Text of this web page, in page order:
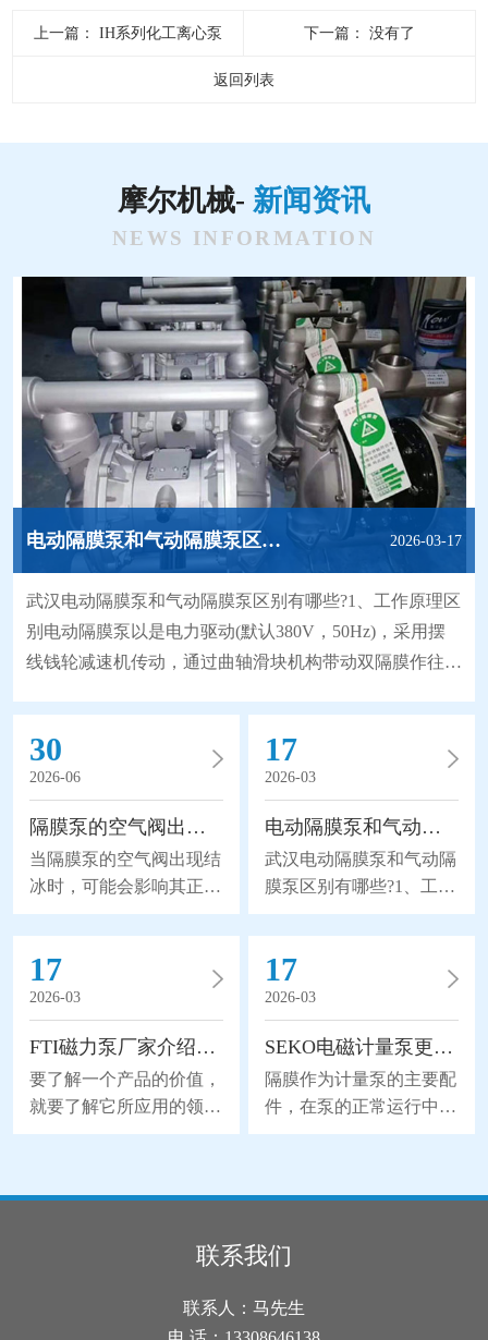
上一篇： IH系列化工离心泵 下一篇：没有了
返回列表
摩尔机械- 新闻资讯
NEWS INFORMATION
电动隔膜泵和气动隔膜泵区别有哪些? 2026-03-17
武汉电动隔膜泵和气动隔膜泵区别有哪些?1、工作原理区
别电动隔膜泵以是电力驱动(默认380V，50Hz)，采用摆
线钱轮减速机传动，通过曲轴滑块机构带动双隔膜作往复
展，大大地延长隔膜的使用寿命，因此被越来越广泛地替
代部分离心泵、螺杆泵来应用于石化、陶瓷、冶金等行
业。气动隔膜泵是以压缩空气为动力(压缩空气
30
2026-06
隔膜泵的空气阀出现结冰怎么办？
当隔膜泵的空气阀出现结
冰时，可能会影响其正常
运行，给我们带来不可挽
回的损失。所以隔膜泵的
空气阀出现结冰怎么办
呢？1、加热阀体：如果
空气阀结冰，可以尝试使
用加热器或加热带等加热
装置加热阀体。将适量的
热量传导到阀体上，可以
使结冰的冰块融化，并恢
坏导致的。检查空气阀的
密封件，并确保其完好无
损，建议及时换上新的密
17
2026-03
电动隔膜泵和气动隔膜泵区别有哪些?
武汉电动隔膜泵和气动隔
膜泵区别有哪些?1、工作
原理区别电动隔膜泵以是
电力驱动(默认380V，
50Hz)，采用摆线钱轮减
速机传动，通过曲轴滑块
机构带动双隔膜作往复无
能无力，使工作腔容积发
生交替变化从而达到将液
体不断地吸入和排出。同
时，由于隔膜材质取得了
离心泵、螺杆泵来应用于
石化、陶瓷、冶金等行
空气为动力(压缩空气
17
2026-03
FTI磁力泵厂家介绍磁力泵的应用领域
要了解一个产品的价值，
就要了解它所应用的领
域。下面FTI磁力泵厂家
分支，磁力泵是一种将永
磁联轴的工作原理应用于
离心泵的新产品。磁力泵
17
2026-03
SEKO电磁计量泵更换隔膜的流程分析
隔膜作为计量泵的主要配
件，在泵的正常运行中起
到了关键性的作用，也因
护时，更换隔膜是使用电
磁计量泵的较佳方式。下
面我们来分析一下SEKO
联系我们
联系人：马先生